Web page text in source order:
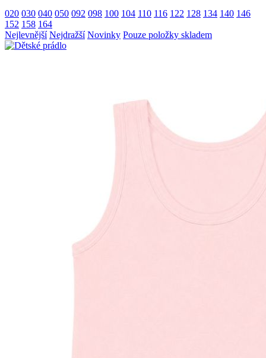
020 030 040 050 092 098 100 104 110 116 122 128 134 140 146
152 158 164
Nejlevnější Nejdražší Novinky Pouze položky skladem